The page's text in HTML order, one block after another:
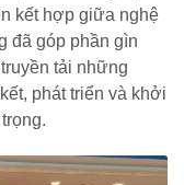
kết hợp giữa nghệ
đã góp phần gìn
tải những
phát triển và khởi